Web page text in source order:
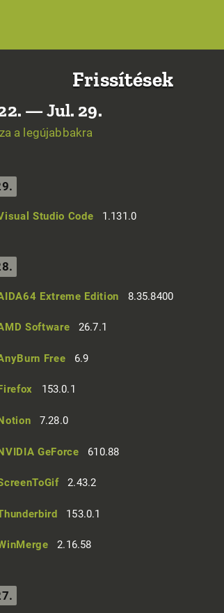
Frissítések
— Jul. 29.
a legújabbakra
Studio Code 1.131.0
Extreme Edition 8.35.8400
Software 26.7.1
Free 6.9
153.0.1
7.28.0
GeForce 610.88
2.43.2
153.0.1
2.16.58